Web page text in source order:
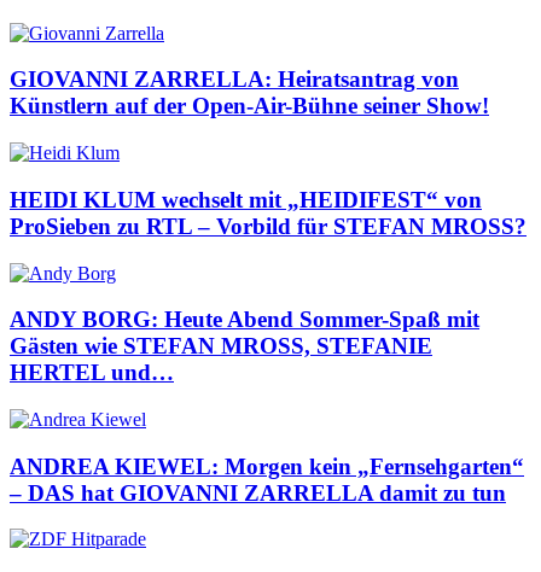
GIOVANNI ZARRELLA: Heiratsantrag von
Künstlern auf der Open-Air-Bühne seiner Show!
HEIDI KLUM wechselt mit „HEIDIFEST“ von
ProSieben zu RTL – Vorbild für STEFAN MROSS?
ANDY BORG: Heute Abend Sommer-Spaß mit
Gästen wie STEFAN MROSS, STEFANIE
HERTEL und…
ANDREA KIEWEL: Morgen kein „Fernsehgarten“
– DAS hat GIOVANNI ZARRELLA damit zu tun